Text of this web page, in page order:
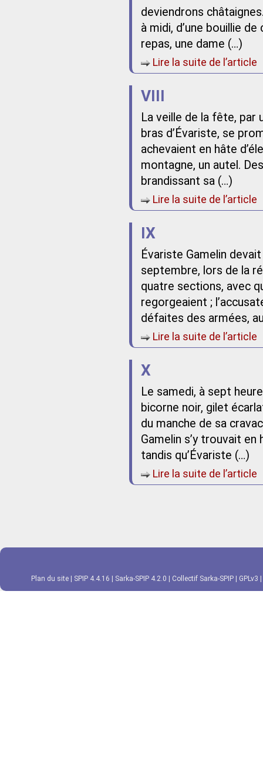
deviendrons
à midi, d’une bouillie
repas, une dame (…)
Lire la suite de l’article
VIII
La veille de la fête, par
bras d’Évariste, se
achevaient en hâte
montagne, un autel.
brandissant sa (…)
Lire la suite de l’article
IX
Évariste Gamelin
septembre, lors de la
quatre sections, avec
regorgeaient ;
défaites des armées,
Lire la suite de l’article
X
Le samedi, à sept
bicorne noir, gilet
du manche de sa
Gamelin s’y trouvait
tandis qu’Évariste (…)
Lire la suite de l’article
Plan du site SPIP 4.4.16 Sarka-SPIP 4.2.0 Collectif Sarka-SPIP GPLv3